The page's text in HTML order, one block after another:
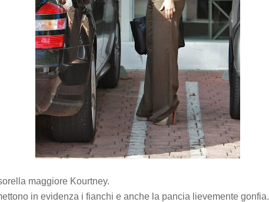
maggiore Kourtney.
in evidenza i fianchi e anche la pancia lievemente gonfia.